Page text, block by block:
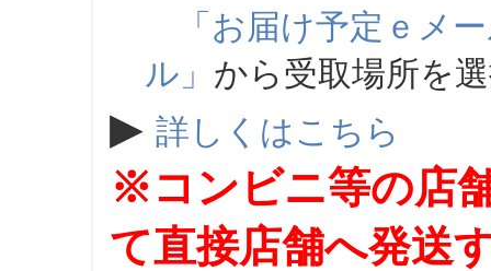
「お届け予定ｅメ
ル」 から受取場所を
▶ 詳しくはこちら
※コンビニ等の店
て直接店舗へ発送